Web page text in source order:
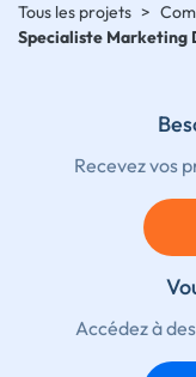
Tous les projets >
Specialiste Marketing
Recevez vos
Accédez à